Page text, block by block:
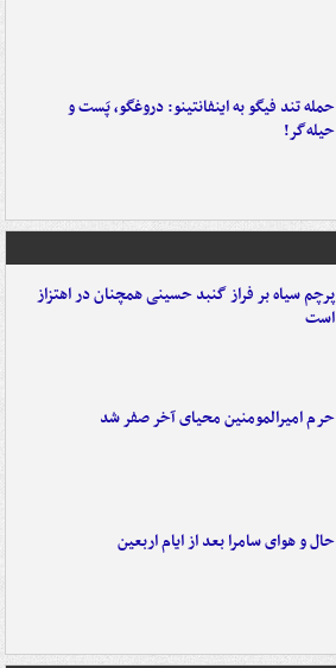
حمله تند فیگو به اینفانتینو: دروغگو، پَست‌ و
حیله‌گر!
پرچم سیاه بر فراز گنبد حسینی همچنان در اهتزاز
است
حرم امیرالمومنین محیای آخر صفر شد
حال و هوای سامرا بعد از ایام اربعین